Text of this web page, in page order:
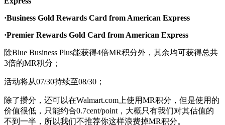
·Business Gold Rewards Card from American Express
·Premier Rewards Gold Card from American Express
除Blue Business Plus能获得4倍MR积分外，其余均可获得总共
3倍的MR积分；
活动将从07/30持续至08/30；
除了攒分，还可以在Walmart.com上使用MR积分，但是使用的
价值很低，只能约合0.7cent/point，大概只有我们对其估值的
不到一半，所以我们不推荐你这样浪费掉MR积分。